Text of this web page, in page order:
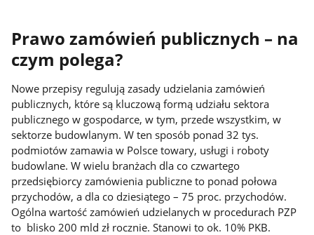
Prawo zamówień publicznych – na
czym polega?
Nowe przepisy regulują zasady udzielania zamówień
publicznych, które są kluczową formą udziału sektora
publicznego w gospodarce, w tym, przede wszystkim, w
sektorze budowlanym. W ten sposób ponad 32 tys.
podmiotów zamawia w Polsce towary, usługi i roboty
budowlane. W wielu branżach dla co czwartego
przedsiębiorcy zamówienia publiczne to ponad połowa
przychodów, a dla co dziesiątego – 75 proc. przychodów.
Ogólna wartość zamówień udzielanych w procedurach PZP
to blisko 200 mld zł rocznie. Stanowi to ok. 10% PKB.